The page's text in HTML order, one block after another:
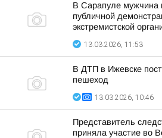
В Сарапуле мужчина
публичной
экстремистской
13.03.2026, 11:53
В ДТП в Ижевске
пешеход
13.03.2026, 10:46
Представитель
приняла участие во